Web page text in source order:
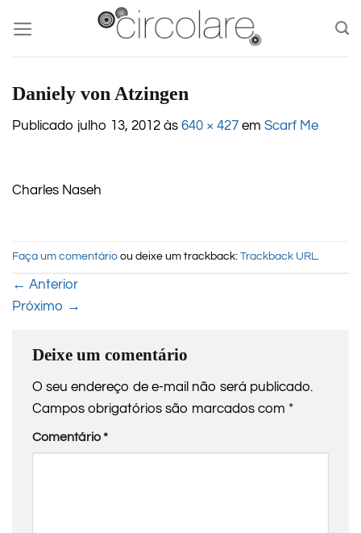
content
Daniely von Atzingen
Publicado julho 13, 2012 às 640 × 427 em Scarf Me
Charles Naseh
Faça um comentário ou deixe um trackback: Trackback URL.
← Anterior
Próximo →
Deixe um comentário
O seu endereço de e-mail não será publicado.
Campos obrigatórios são marcados com *
Comentário*